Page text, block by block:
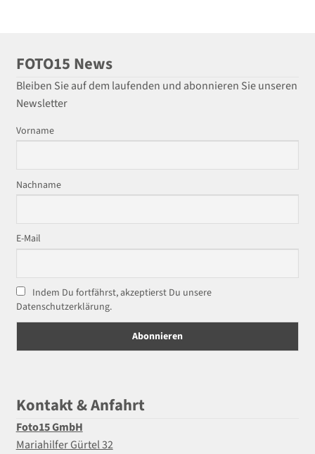
FOTO15 News
Bleiben Sie auf dem laufenden und abonnieren Sie unseren
Newsletter
Vorname
Nachname
E-Mail
Indem Du fortfährst, akzeptierst Du unsere
Datenschutzerklärung.
Kontakt & Anfahrt
Foto15 GmbH
Mariahilfer Gürtel 32